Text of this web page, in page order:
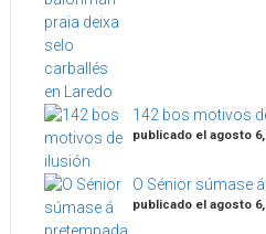
142 bos motivos
publicado el agosto 6,
O Sénior súmase
publicado el agosto 6,